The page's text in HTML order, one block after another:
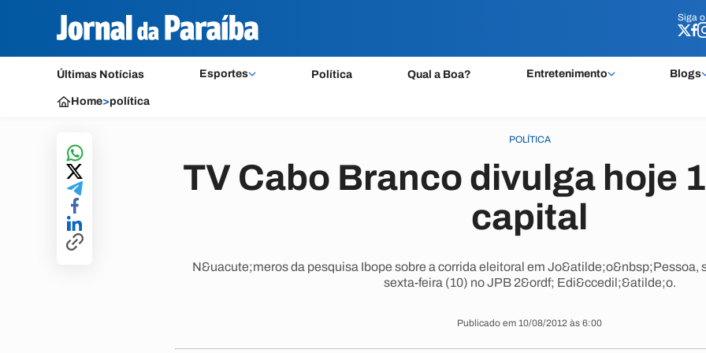
Siga o
Últimas Notícias Esportes Política Qual a Boa? Entretenimento Blogs
Siga o
Home>política
POLÍTICA
TV Cabo Branco divulga hoje
capital
N&uacute;meros da pesquisa Ibope sobre a corrida eleitoral em Jo&atilde;o&nbsp;Pessoa,
sexta-feira (10) no JPB 2&ordf; Edi&ccedil;&atilde;o.
Publicado em 10/08/2012 às 6:00